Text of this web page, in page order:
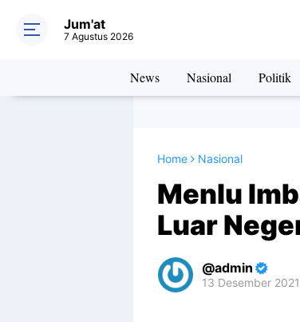
Jum'at
7 Agustus 2026
News Nasional Politik
Home Nasional
Menlu
Luar
admin
13 Desember